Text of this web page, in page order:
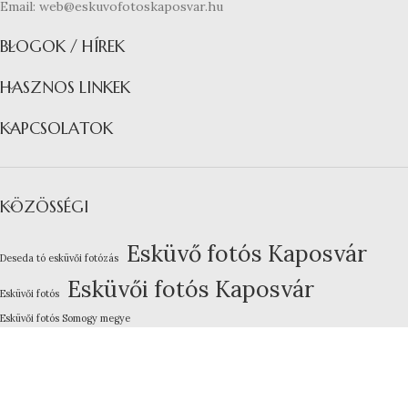
Email: web@eskuvofotoskaposvar.hu
BLOGOK / HÍREK
HASZNOS LINKEK
KAPCSOLATOK
KÖZÖSSÉGI
Deseda tó esküvői fotózás Esküvő fotós Kaposvár
Esküvői fotós Esküvői fotós Kaposvár
Esküvői fotós Somogy megye